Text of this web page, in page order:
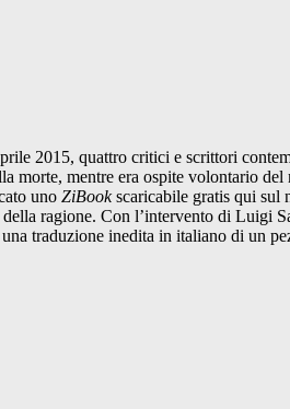
2015, quattro critici e scrittori
mentre era ospite volontario
uno ZiBookscaricabile gratis qui sul
ragione. Con l’intervento di Luigi
traduzione inedita in italiano di un